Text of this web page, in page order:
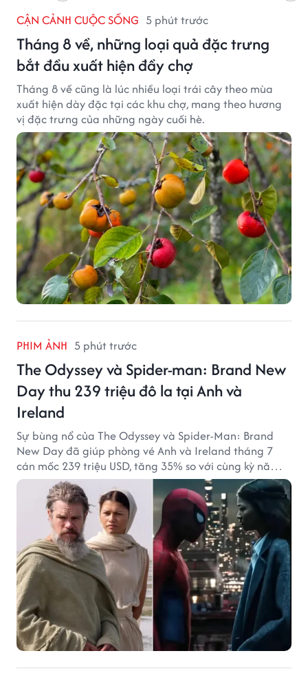
CẬN CẢNH CUỘC SỐNG 5 phút trước
Tháng 8 về, những loại quả đặc trưng
bắt đầu xuất hiện đầy chợ
Tháng 8 về cũng là lúc nhiều loại trái cây theo mùa
xuất hiện dày đặc tại các khu chợ, mang theo hương
vị đặc trưng của những ngày cuối hè.
PHIM ẢNH 5 phút trước
The Odyssey và Spider-man: Brand New
Day thu 239 triệu đô la tại Anh và
Ireland
Sự bùng nổ của The Odyssey và Spider-Man: Brand
New Day đã giúp phòng vé Anh và Ireland tháng 7
cán mốc 239 triệu USD, tăng 35% so với cùng kỳ năm
ngoái.